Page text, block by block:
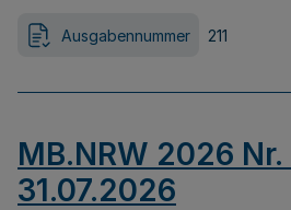
Ausgabennummer 211
MB.NRW 2026 Nr.
31.07.2026